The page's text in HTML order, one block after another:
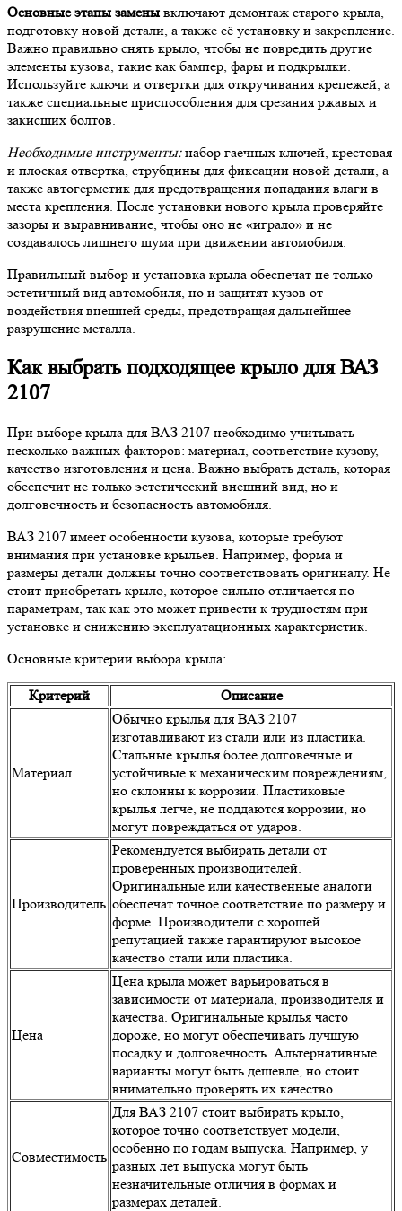
Основные этапы замены включают демонтаж старого крыла,
подготовку новой детали, а также её установку и закрепление.
Важно правильно снять крыло, чтобы не повредить другие
элементы кузова, такие как бампер, фары и подкрылки.
Используйте ключи и отвертки для откручивания крепежей, а
также специальные приспособления для срезания ржавых и
закисших болтов.
Необходимые инструменты:набор гаечных ключей, крестовая
и плоская отвертка, струбцины для фиксации новой детали, а
также автогерметик для предотвращения попадания влаги в
места крепления. После установки нового крыла проверяйте
зазоры и выравнивание, чтобы оно не «играло» и не
создавалось лишнего шума при движении автомобиля.
Правильный выбор и установка крыла обеспечат не только
эстетичный вид автомобиля, но и защитят кузов от
воздействия внешней среды, предотвращая дальнейшее
разрушение металла.
Как выбрать подходящее крыло для ВАЗ
2107
При выборе крыла для ВАЗ 2107 необходимо учитывать
несколько важных факторов: материал, соответствие кузову,
качество изготовления и цена. Важно выбрать деталь, которая
обеспечит не только эстетический внешний вид, но и
долговечность и безопасность автомобиля.
ВАЗ 2107 имеет особенности кузова, которые требуют
внимания при установке крыльев. Например, форма и
размеры детали должны точно соответствовать оригиналу. Не
стоит приобретать крыло, которое сильно отличается по
параметрам, так как это может привести к трудностям при
установке и снижению эксплуатационных характеристик.
Основные критерии выбора крыла:
Критерий Описание
Материал
Обычно крылья для ВАЗ 2107
изготавливают из стали или из пластика.
Стальные крылья более долговечные и
устойчивые к механическим повреждениям,
но склонны к коррозии. Пластиковые
крылья легче, не поддаются коррозии, но
могут повреждаться от ударов.
Производитель
Рекомендуется выбирать детали от
проверенных производителей.
Оригинальные или качественные аналоги
обеспечат точное соответствие по размеру и
форме. Производители с хорошей
репутацией также гарантируют высокое
качество стали или пластика.
Цена
Цена крыла может варьироваться в
зависимости от материала, производителя и
качества. Оригинальные крылья часто
дороже, но могут обеспечивать лучшую
посадку и долговечность. Альтернативные
варианты могут быть дешевле, но стоит
внимательно проверять их качество.
Совместимость
Для ВАЗ 2107 стоит выбирать крыло,
которое точно соответствует модели,
особенно по годам выпуска. Например, у
разных лет выпуска могут быть
незначительные отличия в формах и
размерах деталей.